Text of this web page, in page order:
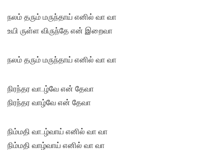
நலம் தரும் மருந்தாய் எனில் வா வா
உயி ருள்ள விருந்தே என் இறைவா
நலம் தரும் மருந்தாய் எனில் வா வா
நிரந்தர வா..ழ்வே என் தேவா
நிரந்தர வாழ்வே என் தேவா
நிம்மதி வா..ழ்வாய் எனில் வா வா
நிம்மதி வாழ்வாய் எனில் வா வா